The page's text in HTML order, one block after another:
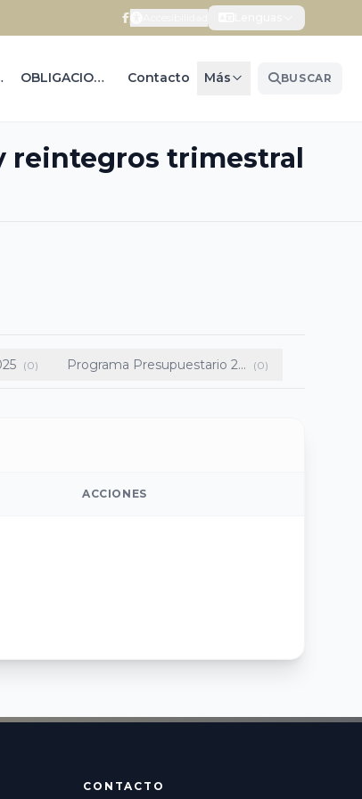
OBLIGACIONES DE TRAN... Contacto Más BUSCAR
reintegros trimestral
(0) Programa Presupuestario 2... (0)
ACCIONES
CONTACTO